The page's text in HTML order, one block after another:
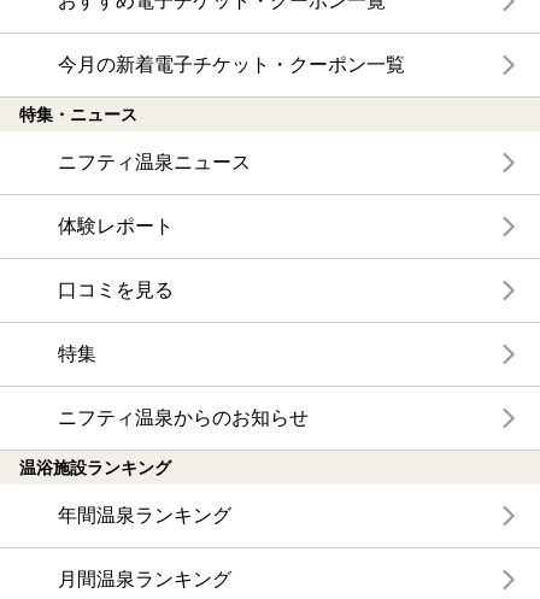
今月の新着電子チケット・クーポン一覧
特集・ニュース
ニフティ温泉ニュース
体験レポート
口コミを見る
特集
ニフティ温泉からのお知らせ
温浴施設ランキング
年間温泉ランキング
月間温泉ランキング